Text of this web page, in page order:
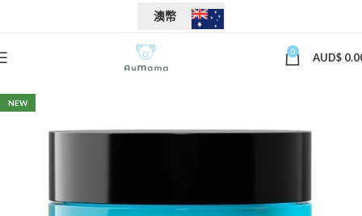
澳幣
0 AUD$
NEW